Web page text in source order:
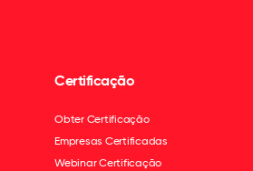
Certificação
Obter Certificação
Empresas Certificadas
Webinar Certificação